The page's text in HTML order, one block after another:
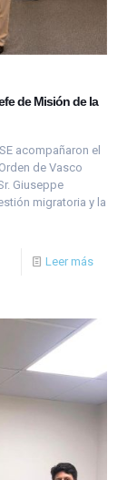
de Misión de la
acompañaron el
de Vasco
Giuseppe
migratoria y la
Leer más